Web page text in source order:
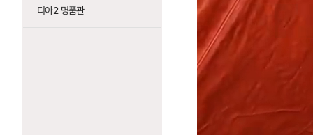
디아2 명품관